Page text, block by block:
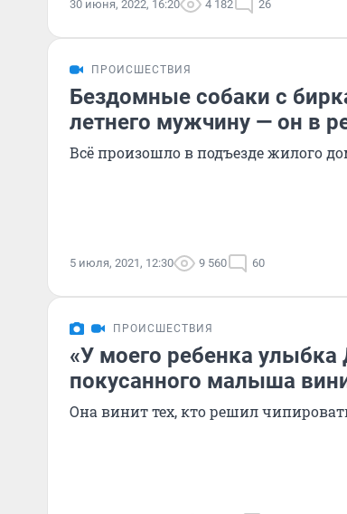
30 июня, 2022, 16:20 4 182 26
ПРОИСШЕСТВИЯ
Бездомные собаки с
летнего мужчину — он в
Всё произошло в подъезде жилого
5 июля, 2021, 12:30 9 560 60
ПРОИСШЕСТВИЯ
«У моего ребенка
покусанного малыша
Она винит тех, кто решил